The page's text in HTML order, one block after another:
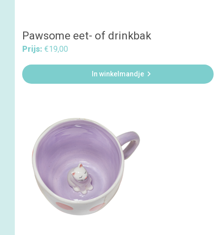
Pawsome eet- of drinkbak
Prijs: €19,00
In winkelmandje 